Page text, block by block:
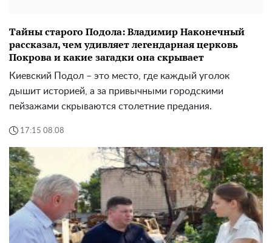
Тайны старого Подола: Владимир Наконечный
рассказал, чем удивляет легендарная церковь
Покрова и какие загадки она скрывает
Киевский Подол – это место, где каждый уголок
дышит историей, а за привычными городскими
пейзажами скрываются столетние предания.
17:15 08.08